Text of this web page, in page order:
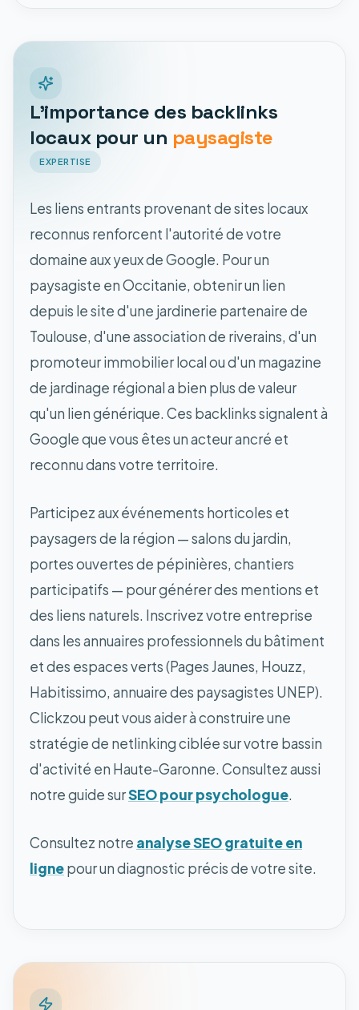
L'importance des backlinks
locaux pour un paysagiste
EXPERTISE
Les liens entrants provenant de sites locaux
reconnus renforcent l'autorité de votre
domaine aux yeux de Google. Pour un
paysagiste en Occitanie, obtenir un lien
depuis le site d'une jardinerie partenaire de
Toulouse, d'une association de riverains, d'un
promoteur immobilier local ou d'un magazine
de jardinage régional a bien plus de valeur
qu'un lien générique. Ces backlinks signalent à
Google que vous êtes un acteur ancré et
reconnu dans votre territoire.
Participez aux événements horticoles et
paysagers de la région — salons du jardin,
portes ouvertes de pépinières, chantiers
participatifs — pour générer des mentions et
des liens naturels. Inscrivez votre entreprise
dans les annuaires professionnels du bâtiment
et des espaces verts (Pages Jaunes, Houzz,
Habitissimo, annuaire des paysagistes UNEP).
Clickzou peut vous aider à construire une
stratégie de netlinking ciblée sur votre bassin
d'activité en Haute-Garonne. Consultez aussi
notre guide surSEO pour psychologue.
Consultez notre analyse SEO gratuite en
lignepour un diagnostic précis de votre site.